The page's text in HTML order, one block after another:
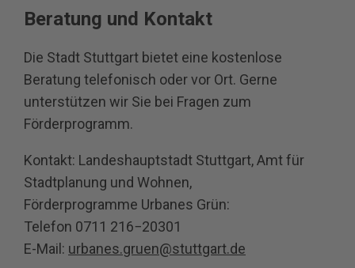
Beratung und Kontakt
Die Stadt Stuttgart bietet eine kostenlose
Beratung telefonisch oder vor Ort. Gerne
unterstützen wir Sie bei Fragen zum
Förderprogramm.
Kontakt: Landeshauptstadt Stuttgart, Amt für
Stadtplanung und Wohnen,
Förderprogramme Urbanes Grün:
Telefon 0711 216−20301
E-Mail: urbanes.gruen@stuttgart.de